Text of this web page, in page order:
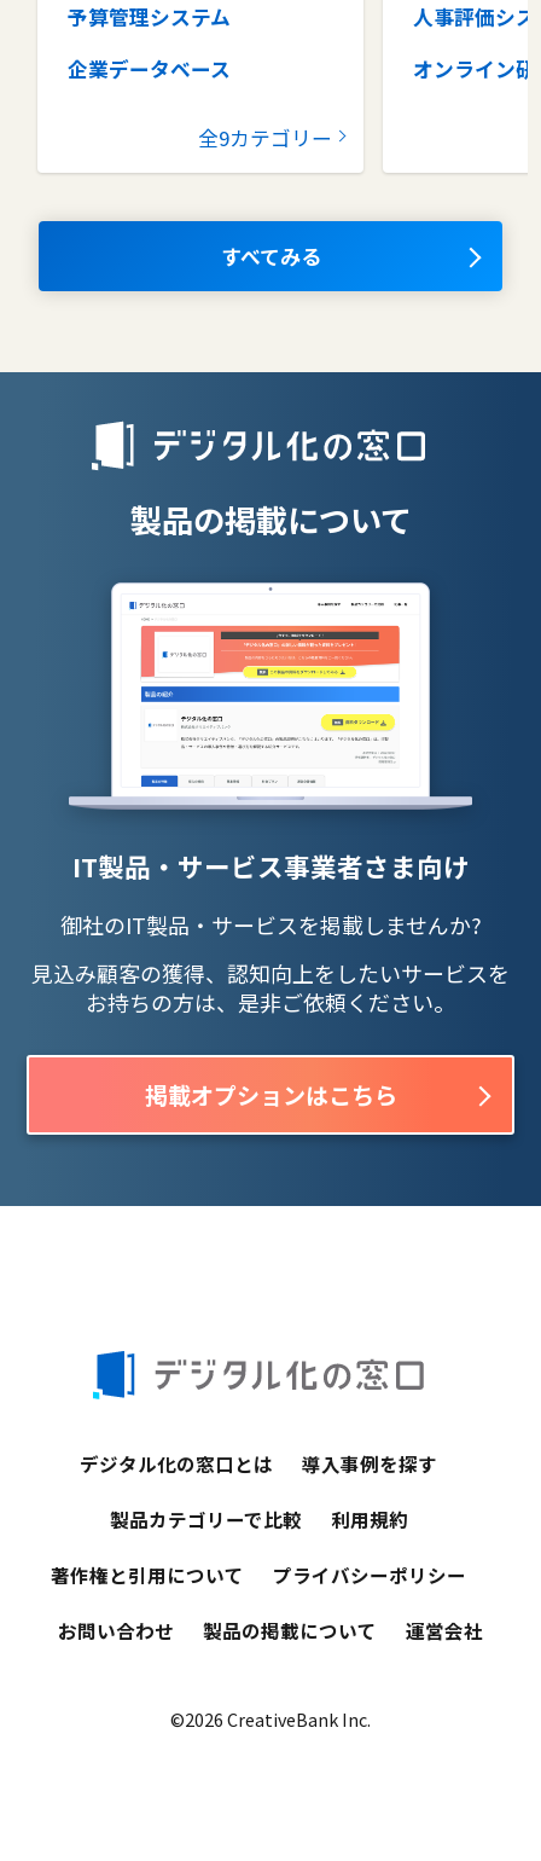
予算管理システム
企業データベース
コラボレーションツール
ナレッジマネジメントツール
全9カテゴリー
人事評価シス
オンライン研
タレントマ
OKRツール
授業支援シス
すべてみる
製品の掲載について
IT製品・サービス事業者さま向け
御社のIT製品・サービスを掲載しませんか?
見込み顧客の獲得、認知向上をしたいサービスを
お持ちの方は、是非ご依頼ください。
掲載オプションはこちら
デジタル化の窓口とは 導入事例を探す
製品カテゴリーで比較 利用規約
著作権と引用について プライバシーポリシー
お問い合わせ 製品の掲載について 運営会社
©2026 CreativeBank Inc.